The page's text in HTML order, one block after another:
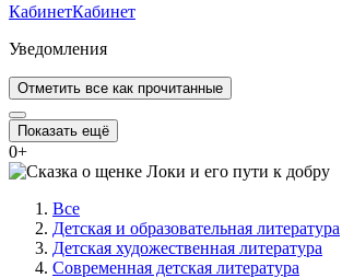
КабинетКабинет
Уведомления
Отметить все как прочитанные
Показать ещё
0+
Все
Детская и образовательная литература
Детская художественная литература
Современная детская литература